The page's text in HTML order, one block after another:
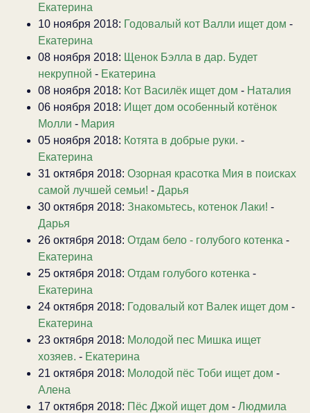
Екатерина
10 ноября 2018: Годовалый кот Валли ищет дом -
Екатерина
08 ноября 2018: Щенок Бэлла в дар. Будет
некрупной - Екатерина
08 ноября 2018: Кот Василёк ищет дом - Наталия
06 ноября 2018: Ищет дом особенный котёнок
Молли - Мария
05 ноября 2018: Котята в добрые руки. -
Екатерина
31 октября 2018: Озорная красотка Мия в поисках
самой лучшей семьи! - Дарья
30 октября 2018: Знакомьтесь, котенок Лаки! -
Дарья
26 октября 2018: Отдам бело - голубого котенка -
Екатерина
25 октября 2018: Отдам голубого котенка -
Екатерина
24 октября 2018: Годовалый кот Валек ищет дом -
Екатерина
23 октября 2018: Молодой пес Мишка ищет
хозяев. - Екатерина
21 октября 2018: Молодой пёс Тоби ищет дом -
Алена
17 октября 2018: Пёс Джой ищет дом - Людмила